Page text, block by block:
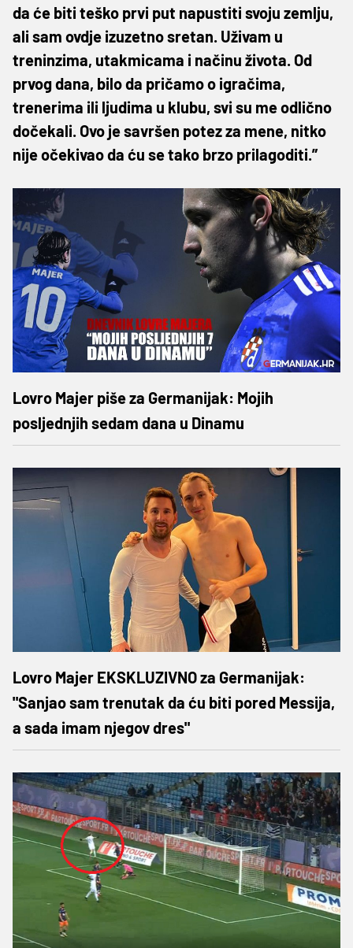
da će biti teško prvi put napustiti svoju zemlju,
ali sam ovdje izuzetno sretan. Uživam u
treninzima, utakmicama i načinu života. Od
prvog dana, bilo da pričamo o igračima,
trenerima ili ljudima u klubu, svi su me odlično
dočekali. Ovo je savršen potez za mene, nitko
nije očekivao da ću se tako brzo prilagoditi.”
Lovro Majer piše za Germanijak: Mojih
posljednjih sedam dana u Dinamu
Lovro Majer EKSKLUZIVNO za Germanijak:
"Sanjao sam trenutak da ću biti pored Messija,
a sada imam njegov dres"